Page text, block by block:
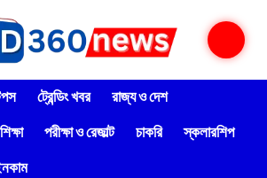
ট্রেন্ডিং খবর
রাজ্য ও দেশ
শিক্ষা পরীক্ষা ও রেজাল্ট চাকরি
স্কলারশিপ